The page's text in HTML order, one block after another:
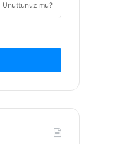
Unuttunuz mu?